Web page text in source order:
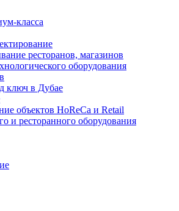
класса
ресторанов, магазинов
оборудования
ключ в Дубае
объектов HoReCa и Retail
и ресторанного оборудования